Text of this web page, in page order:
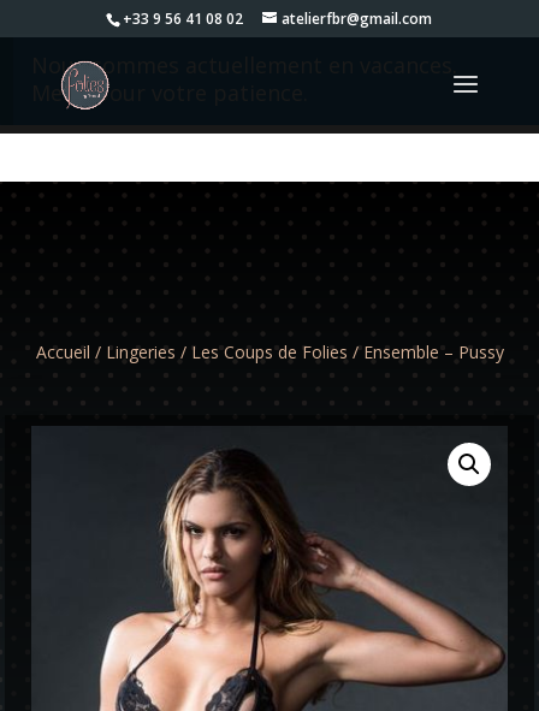
+33 9 56 41 08 02 atelierfbr@gmail.com
Nous sommes actuellement en vacances.
Merci pour votre patience.
Accueil / Lingeries / Les Coups de Folies / Ensemble – Pussy